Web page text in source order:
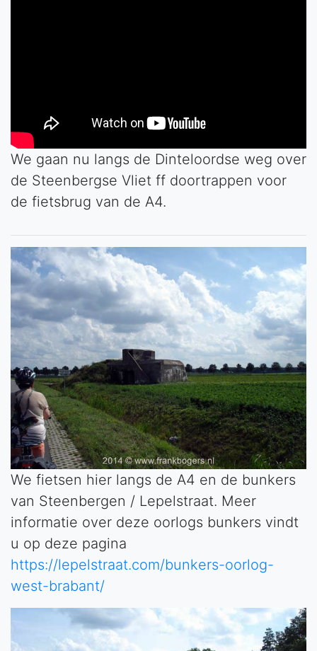
We gaan nu langs de Dinteloordse weg over
de Steenbergse Vliet ff doortrappen voor
de fietsbrug van de A4.
We fietsen hier langs de A4 en de bunkers
van Steenbergen / Lepelstraat. Meer
informatie over deze oorlogs bunkers vindt
u op deze pagina
https://lepelstraat.com/bunkers-oorlog-
west-brabant/